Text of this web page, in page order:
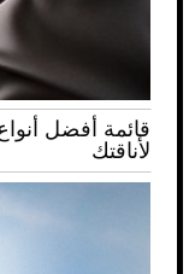
قائمة أفضل
لأناقتك